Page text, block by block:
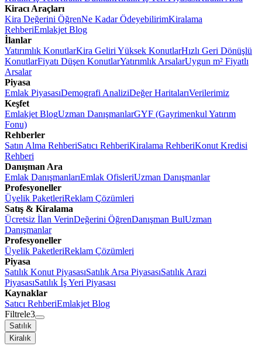
Kiracı Araçları
Kira Değerini ÖğrenNe Kadar ÖdeyebilirimKiralama
RehberiEmlakjet Blog
İlanlar
Yatırımlık KonutlarKira Geliri Yüksek KonutlarHızlı Geri Dönüşlü
KonutlarFiyatı Düşen KonutlarYatırımlık ArsalarUygun m² Fiyatlı
Arsalar
Piyasa
Emlak PiyasasıDemografi AnaliziDeğer HaritalarıVerilerimiz
Keşfet
Emlakjet BlogUzman DanışmanlarGYF (Gayrimenkul Yatırım
Fonu)
Rehberler
Satın Alma RehberiSatıcı RehberiKiralama RehberiKonut Kredisi
Rehberi
Danışman Ara
Emlak DanışmanlarıEmlak OfisleriUzman Danışmanlar
Profesyoneller
Üyelik PaketleriReklam Çözümleri
Satış & Kiralama
Ücretsiz İlan VerinDeğerini ÖğrenDanışman BulUzman
Danışmanlar
Profesyoneller
Üyelik PaketleriReklam Çözümleri
Piyasa
Satılık Konut PiyasasıSatılık Arsa PiyasasıSatılık Arazi
PiyasasıSatılık İş Yeri Piyasası
Kaynaklar
Satıcı RehberiEmlakjet Blog
Filtrele3
Satılık
Kiralık